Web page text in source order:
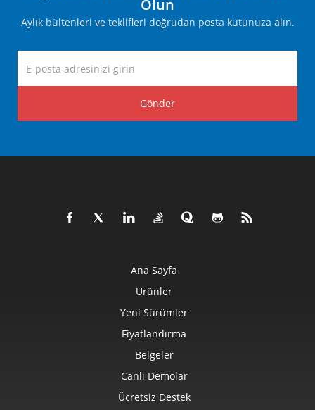
Olun
Aylık bültenleri ve teklifleri doğrudan posta kutunuza alın.
Gönder
Ana Sayfa
Ürünler
Yeni Sürümler
Fiyatlandırma
Belgeler
Canlı Demolar
Ücretsiz Destek